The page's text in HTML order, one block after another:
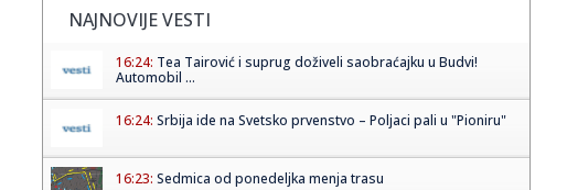
NAJNOVIJE VESTI
16:24: Tea Tairović i suprug doživeli saobraćajku u Budvi!
Automobil ...
16:24: Srbija ide na Svetsko prvenstvo – Poljaci pali u "Pioniru"
16:23: Sedmica od ponedeljka menja trasu